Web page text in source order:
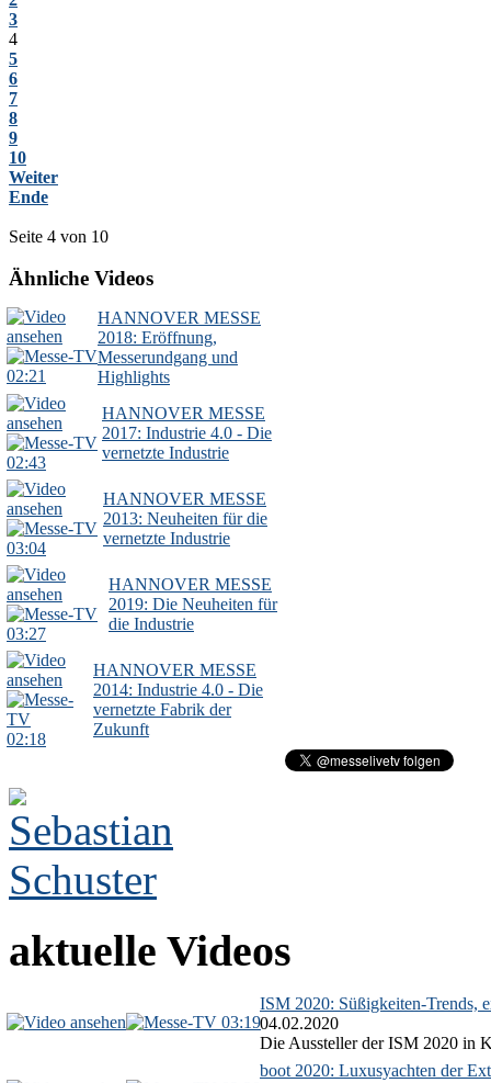
3
4
5
6
7
8
9
10
Weiter
Ende
Seite 4 von 10
Ähnliche Videos
02:21
HANNOVER MESSE
2018: Eröffnung,
Messerundgang und
Highlights
02:43
HANNOVER MESSE
2017: Industrie 4.0 - Die
vernetzte Industrie
03:04
HANNOVER MESSE
2013: Neuheiten für die
vernetzte Industrie
03:27
HANNOVER MESSE
2019: Die Neuheiten für
die Industrie
02:18
HANNOVER MESSE
2014: Industrie 4.0 - Die
vernetzte Fabrik der
Zukunft
aktuelle Videos
03:19
ISM 2020: Süßigkeiten-Trends,
04.02.2020
Die Aussteller der ISM 2020 in
boot 2020: Luxusyachten der